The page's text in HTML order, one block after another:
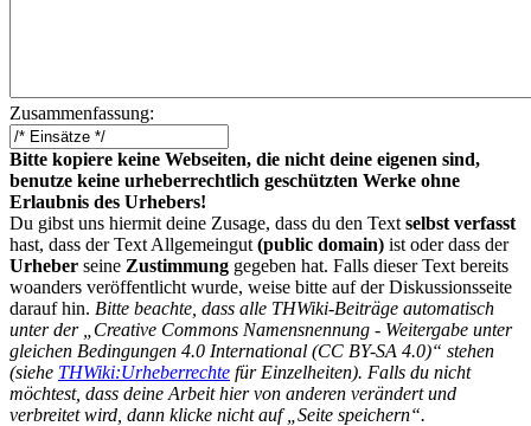
Zusammenfassung:
Bitte kopiere keine Webseiten, die nicht deine eigenen sind,
benutze keine urheberrechtlich geschützten Werke ohne
Erlaubnis des Urhebers!
Du gibst uns hiermit deine Zusage, dass du den Text selbst verfasst
hast, dass der Text Allgemeingut (public domain) ist oder dass der
Urheber seine Zustimmung gegeben hat. Falls dieser Text bereits
woanders veröffentlicht wurde, weise bitte auf der Diskussionsseite
darauf hin. Bitte beachte, dass alle THWiki-Beiträge automatisch
unter der „Creative Commons Namensnennung - Weitergabe unter
gleichen Bedingungen 4.0 International (CC BY-SA 4.0)“ stehen
(siehe THWiki:Urheberrechte für Einzelheiten). Falls du nicht
möchtest, dass deine Arbeit hier von anderen verändert und
verbreitet wird, dann klicke nicht auf „Seite speichern“.